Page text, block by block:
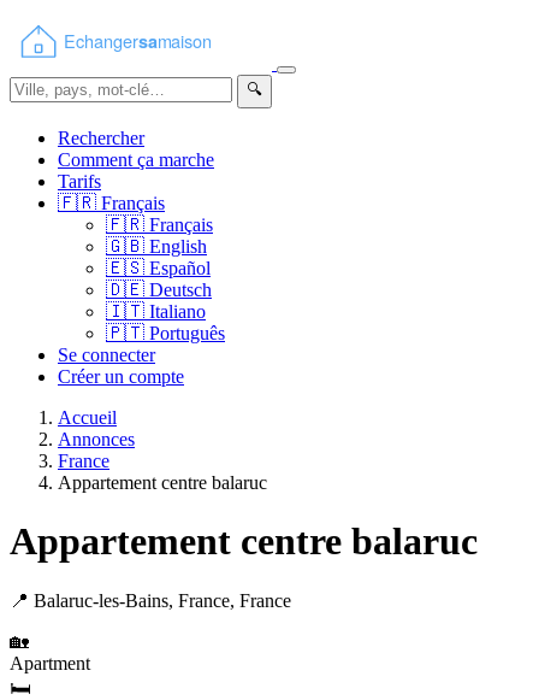
🔍
Rechercher
Comment ça marche
Tarifs
🇫🇷 Français
🇫🇷 Français
🇬🇧 English
🇪🇸 Español
🇩🇪 Deutsch
🇮🇹 Italiano
🇵🇹 Português
Se connecter
Créer un compte
Accueil
Annonces
France
Appartement centre balaruc
Appartement centre balaruc
📍 Balaruc-les-Bains, France, France
🏡
Apartment
🛏